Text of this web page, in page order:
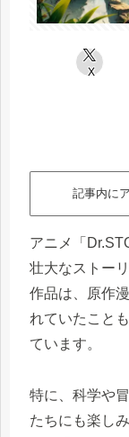
X
記事内に
アニメ「
壮大なストー
作品は、原作
れていたこと
ています。
特に、科学や
たちにも楽し